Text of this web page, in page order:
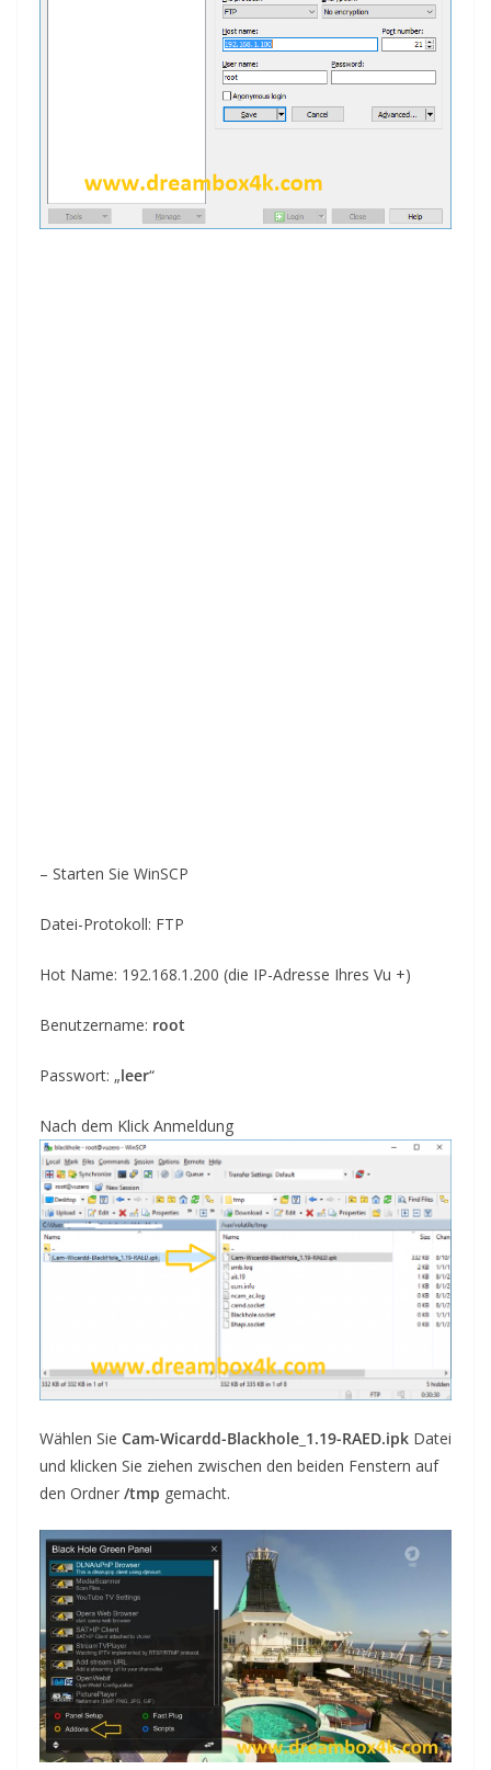
– Starten Sie WinSCP
Datei-Protokoll: FTP
Hot Name: 192.168.1.200 (die IP-Adresse Ihres Vu +)
Benutzername: root
Passwort: „leer“
Nach dem Klick Anmeldung
Wählen Sie Cam-Wicardd-Blackhole_1.19-RAED.ipk Datei
und klicken Sie ziehen zwischen den beiden Fenstern auf
den Ordner /tmp gemacht.